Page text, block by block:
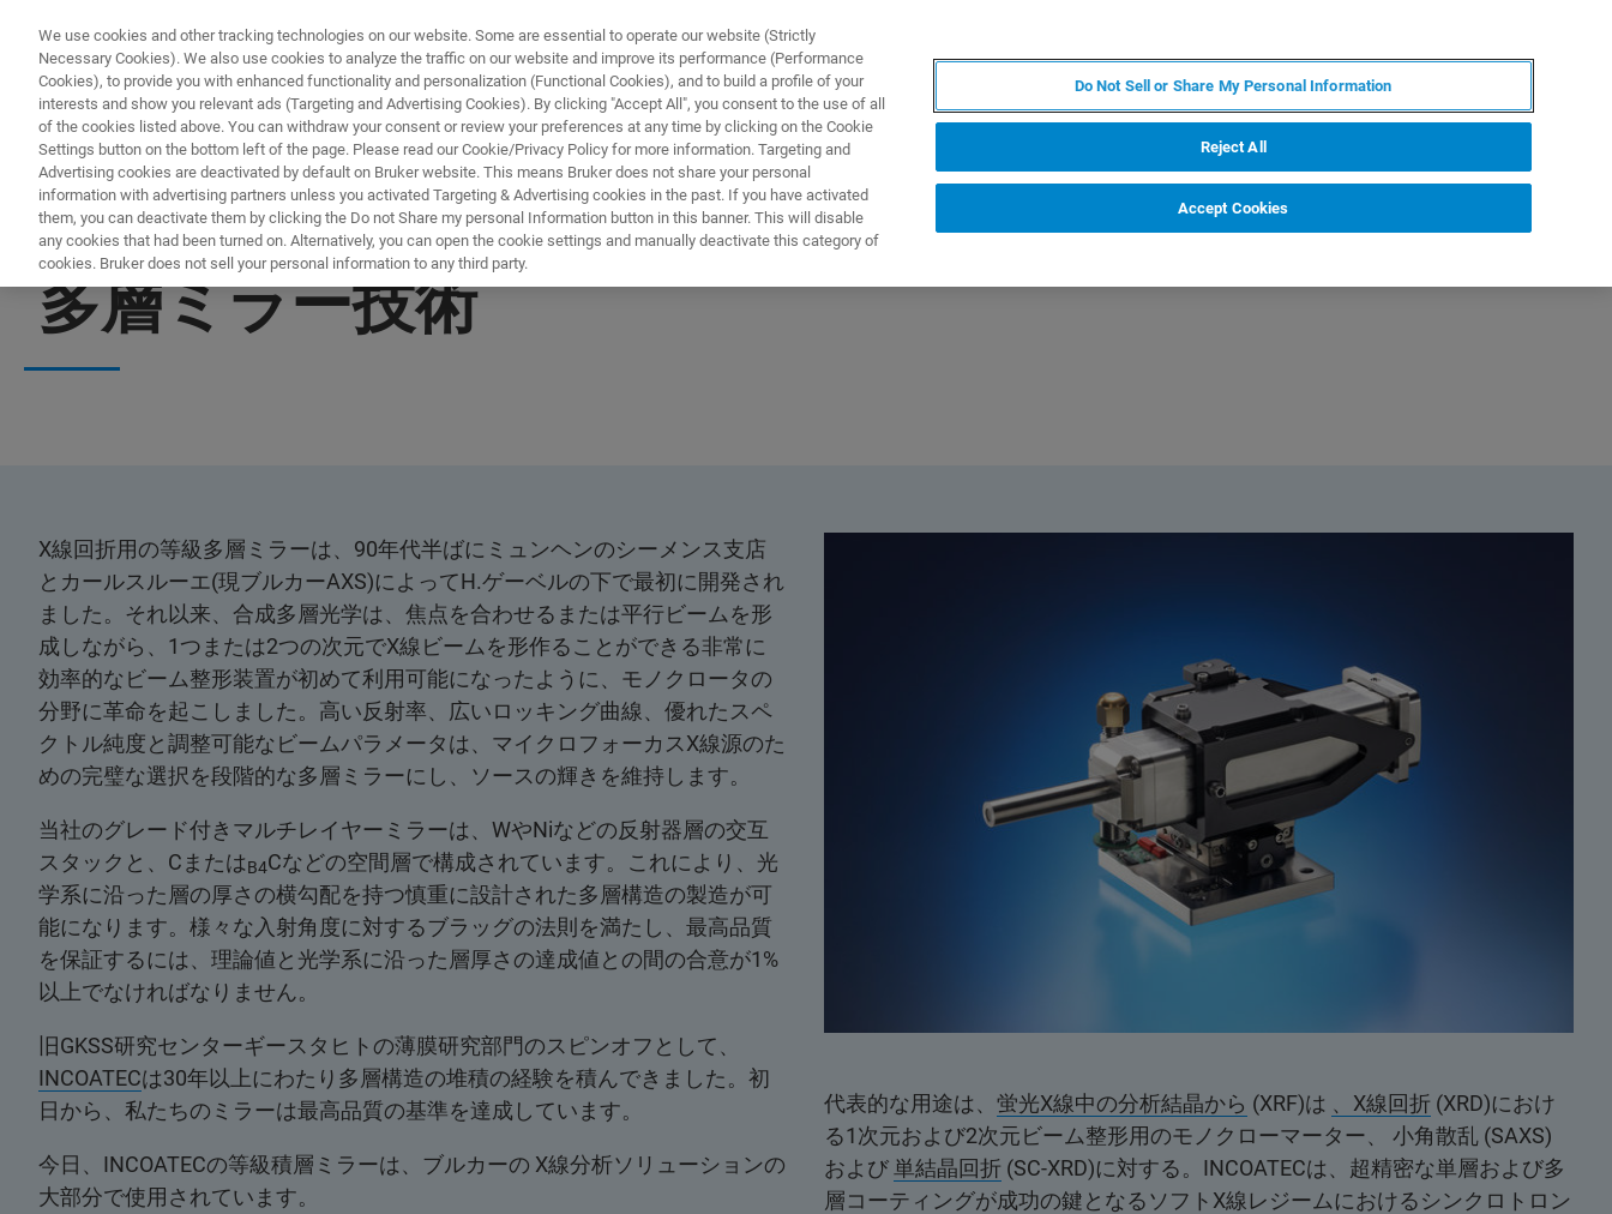
製品とソリューション アプリケーション
多層ミラー技術
X線回折用の等級多層ミラーは、90年代半ばにミュンヘンのシーメンス支店
とカールスルーエ(現ブルカーAXS)によってH.ゲーベルの下で最初に開発され
ました。それ以来、合成多層光学は、焦点を合わせるまたは平行ビームを形
成しながら、1つまたは2つの次元でX線ビームを形作ることができる非常に
効率的なビーム整形装置が初めて利用可能になったように、モノクロータの
分野に革命を起こしました。高い反射率、広いロッキング曲線、優れたスペ
クトル純度と調整可能なビームパラメータは、マイクロフォーカスX線源のた
めの完璧な選択を段階的な多層ミラーにし、ソースの輝きを維持します。
当社のグレード付きマルチレイヤーミラーは、WやNiなどの反射器層の交互
スタックと、CまたはB4Cなどの空間層で構成されています。これにより、光
学系に沿った層の厚さの横勾配を持つ慎重に設計された多層構造の製造が可
能になります。様々な入射角度に対するブラッグの法則を満たし、最高品質
を保証するには、理論値と光学系に沿った層厚さの達成値との間の合意が1%
以上でなければなりません。
旧GKSS研究センターギースタヒトの薄膜研究部門のスピンオフとして、
INCOATECは30年以上にわたり多層構造の堆積の経験を積んできました。初
日から、私たちのミラーは最高品質の基準を達成しています。
今日、INCOATECの等級積層ミラーは、ブルカーの X線分析ソリューションの
大部分で使用されています。
代表的な用途は、 蛍光X線中の分析結晶から (XRF)は 、X線回折 (XRD)におけ
る1次元および2次元ビーム整形用のモノクローマーター、 小角散乱 (SAXS)
および単結晶回折 (SC-XRD)に対する。INCOATECは、超精密な単層および多
層コーティングが成功の鍵となるソフトX線レジームにおけるシンクロトロン
We use cookies and other tracking technologies on our website. Some are essential to operate our website (Strictly
Necessary Cookies). We also use cookies to analyze the traffic on our website and improve its performance (Performance
Cookies), to provide you with enhanced functionality and personalization (Functional Cookies), and to build a profile of your
interests and show you relevant ads (Targeting and Advertising Cookies). By clicking "Accept All", you consent to the use of all
of the cookies listed above. You can withdraw your consent or review your preferences at any time by clicking on the Cookie
Settings button on the bottom left of the page. Please read our Cookie/Privacy Policy for more information. Targeting and
Advertising cookies are deactivated by default on Bruker website. This means Bruker does not share your personal
information with advertising partners unless you activated Targeting & Advertising cookies in the past. If you have activated
them, you can deactivate them by clicking the Do not Share my personal Information button in this banner. This will disable
any cookies that had been turned on. Alternatively, you can open the cookie settings and manually deactivate this category of
cookies. Bruker does not sell your personal information to any third party.
Do Not Sell or Share My Personal Information
Reject All
Accept Cookies